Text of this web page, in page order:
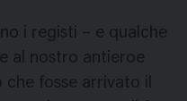
i registi – e qualche
al nostro antieroe
che fosse arrivato il